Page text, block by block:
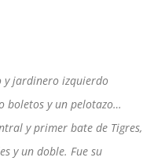
y jardinero izquierdo
boletos y un pelotazo…
y primer bate de Tigres,
y un doble. Fue su